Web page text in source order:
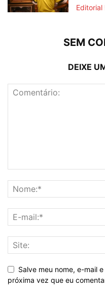
Editorial
SEM
DEIXE
Salve meu nome, e-mail
próxima vez que eu